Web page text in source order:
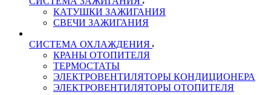
КАТУШКИ ЗАЖИГАНИЯ
СВЕЧИ ЗАЖИГАНИЯ
СИСТЕМА ОХЛАЖДЕНИЯ
КРАНЫ ОТОПИТЕЛЯ
ТЕРМОСТАТЫ
ЭЛЕКТРОВЕНТИЛЯТОРЫ КОНДИЦИОНЕРА
ЭЛЕКТРОВЕНТИЛЯТОРЫ ОТОПИТЕЛЯ